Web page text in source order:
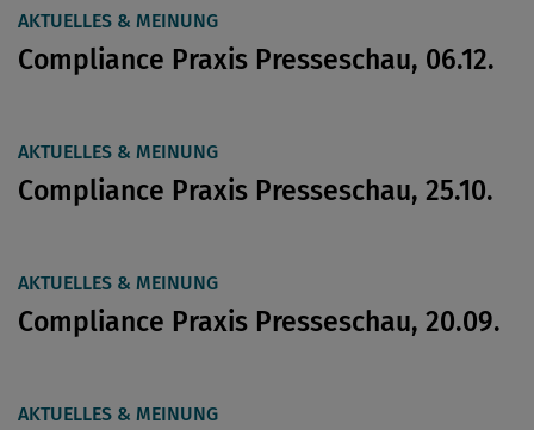
AKTUELLES & MEINUNG
Compliance Praxis Presseschau, 06.12.
AKTUELLES & MEINUNG
Compliance Praxis Presseschau, 25.10.
AKTUELLES & MEINUNG
Compliance Praxis Presseschau, 20.09.
AKTUELLES & MEINUNG